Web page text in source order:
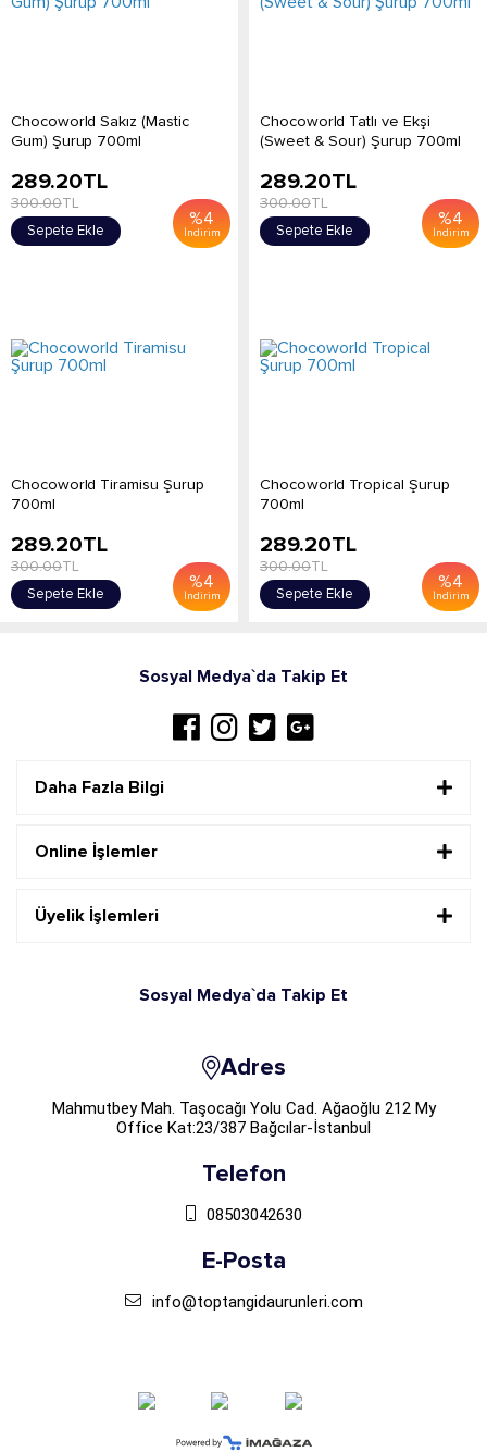
Chocoworld Sakız (Mastic
Gum) Şurup 700ml
%4
İndirim
289.20TL
300.00TL
Sepete Ekle
Chocoworld Tatlı ve Ekşi
(Sweet & Sour) Şurup 700ml
%4
İndirim
289.20TL
300.00TL
Sepete Ekle
Chocoworld Tiramisu Şurup
700ml
%4
İndirim
289.20TL
300.00TL
Sepete Ekle
Chocoworld Tropical Şurup
700ml
%4
İndirim
289.20TL
300.00TL
Sepete Ekle
Sosyal Medya`da Takip Et
Daha Fazla Bilgi
Online İşlemler
Üyelik İşlemleri
Sosyal Medya`da Takip Et
Adres
Mahmutbey Mah. Taşocağı Yolu Cad. Ağaoğlu 212 My
Office Kat:23/387 Bağcılar-İstanbul
Telefon
08503042630
E-Posta
info@toptangidaurunleri.com